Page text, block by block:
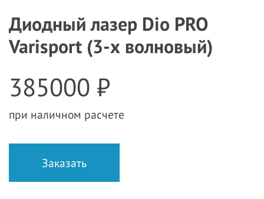
Диодный лазер Dio PRO
Varisport (3-х волновый)
385000 ₽
при наличном расчете